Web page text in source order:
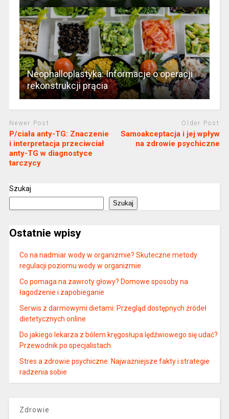
Neophalloplastyka: Informacje o operacji
rekonstrukcji prącia
Newer Post
P/ciała anty-TG: Znaczenie
i interpretacja przeciwciał
anty-TG w diagnostyce
tarczycy
Older Post
Samoakceptacja i jej wpływ
na zdrowie psychiczne
Szukaj
Szukaj
Ostatnie wpisy
Co na nadmiar wody w organizmie? Skuteczne metody
regulacji poziomu wody w organizmie
Co pomaga na zawroty głowy? Domowe sposoby na
łagodzenie i zapobieganie
Serwis z darmowymi dietami: Przegląd dostępnych źródeł
dietetycznych online
Do jakiego lekarza z bólem kręgosłupa lędźwiowego się udać?
Przewodnik po specjalistach
Stres a zdrowie psychiczne: Najważniejsze fakty i strategie
radzenia sobie
Zdrowie